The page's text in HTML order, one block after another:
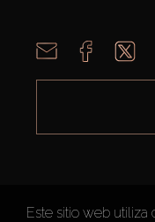
Este sitio web utiliza